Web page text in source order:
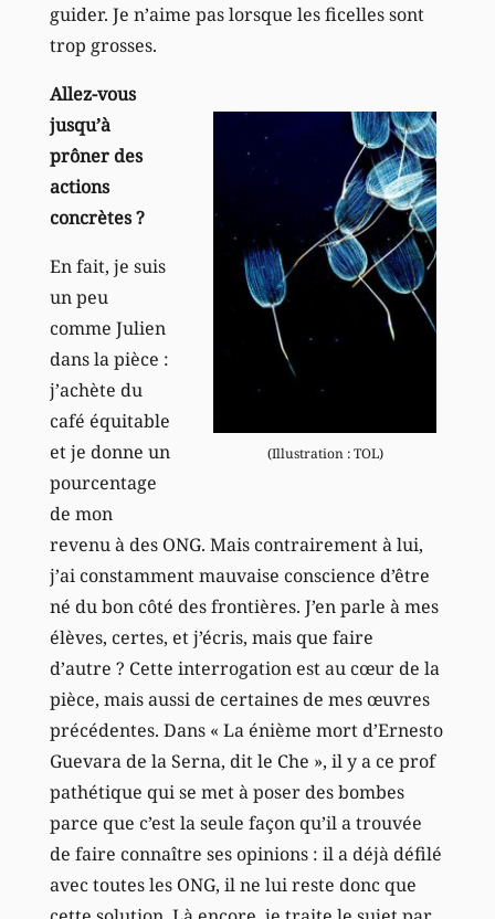
guider. Je n’aime pas lorsque les ficelles sont
trop grosses.
(Illustration : TOL)
Allez-vous
jusqu’à
prôner des
actions
concrètes ?
En fait, je suis
un peu
comme Julien
dans la pièce :
j’achète du
café équitable
et je donne un
pourcentage
de mon
revenu à des ONG. Mais contrairement à lui,
j’ai constamment mauvaise conscience d’être
né du bon côté des frontières. J’en parle à mes
élèves, certes, et j’écris, mais que faire
d’autre ? Cette interrogation est au cœur de la
pièce, mais aussi de certaines de mes œuvres
précédentes. Dans « La énième mort d’Ernesto
Guevara de la Serna, dit le Che », il y a ce prof
pathétique qui se met à poser des bombes
parce que c’est la seule façon qu’il a trouvée
de faire connaître ses opinions : il a déjà défilé
avec toutes les ONG, il ne lui reste donc que